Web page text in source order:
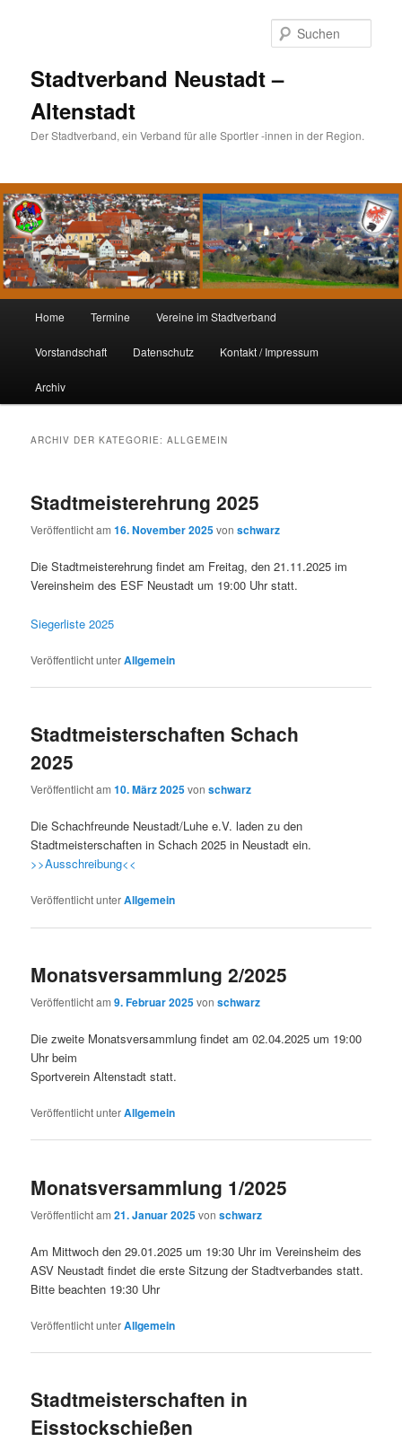
Stadtverband Neustadt –
Altenstadt
Der Stadtverband, ein Verband für alle Sportler -innen in der Region.
Zum
Inhalt
wechseln
Zum
sekundären
Inhalt
wechseln
Home Termine Vereine im Stadtverband
Vorstandschaft Datenschutz Kontakt / Impressum
Archiv
ARCHIV DER KATEGORIE:ALLGEMEIN
Stadtmeisterehrung 2025
Veröffentlicht am16. November 2025vonschwarz
Die Stadtmeisterehrung findet am Freitag, den 21.11.2025 im
Vereinsheim des ESF Neustadt um 19:00 Uhr statt.
Siegerliste 2025
Veröffentlicht unterAllgemein
Stadtmeisterschaften Schach
2025
Veröffentlicht am10. März 2025vonschwarz
Die Schachfreunde Neustadt/Luhe e.V. laden zu den
Stadtmeisterschaften in Schach 2025 in Neustadt ein.
>>Ausschreibung<<
Veröffentlicht unterAllgemein
Monatsversammlung 2/2025
Veröffentlicht am9. Februar 2025vonschwarz
Die zweite Monatsversammlung findet am 02.04.2025 um 19:00
Uhr beim
Sportverein Altenstadt statt.
Veröffentlicht unterAllgemein
Monatsversammlung 1/2025
Veröffentlicht am21. Januar 2025vonschwarz
Am Mittwoch den 29.01.2025 um 19:30 Uhr im Vereinsheim des
ASV Neustadt findet die erste Sitzung der Stadtverbandes statt.
Bitte beachten 19:30 Uhr
Veröffentlicht unterAllgemein
Stadtmeisterschaften in
Eisstockschießen